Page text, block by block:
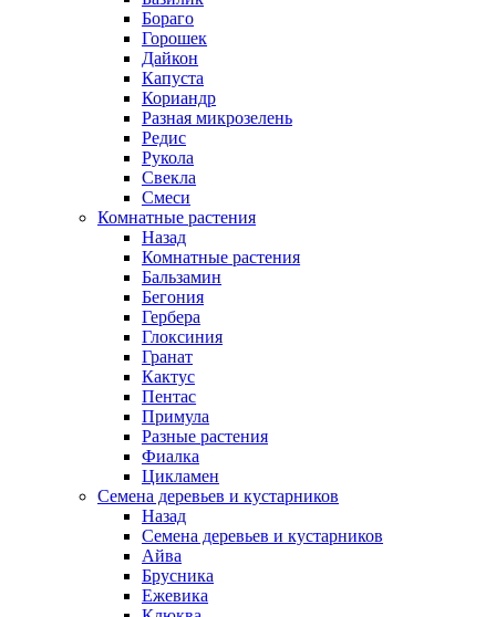
Бораго
Горошек
Дайкон
Капуста
Кориандр
Разная микрозелень
Редис
Рукола
Свекла
Смеси
Комнатные растения
Назад
Комнатные растения
Бальзамин
Бегония
Гербера
Глоксиния
Гранат
Кактус
Пентас
Примула
Разные растения
Фиалка
Цикламен
Семена деревьев и кустарников
Назад
Семена деревьев и кустарников
Айва
Брусника
Ежевика